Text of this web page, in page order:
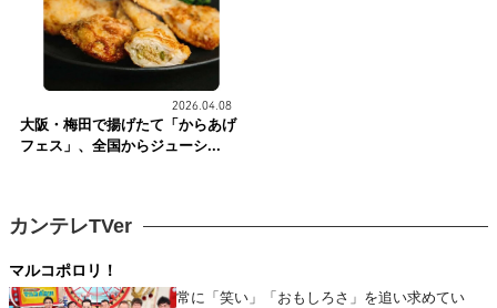
2026.04.08
大阪・梅田で揚げたて「からあげ
フェス」、全国からジューシ...
カンテレTVer
マルコポロリ！
常に「笑い」「おもしろさ」を追い求めてい